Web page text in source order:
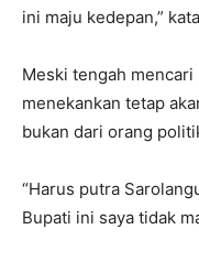
ini maju kedepan,”
Meski tengah
menekankan tetap
bukan dari orang
“Harus putra
Bupati ini saya tidak